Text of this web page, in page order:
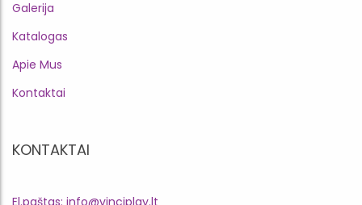
Galerija
Katalogas
Apie Mus
Kontaktai
KONTAKTAI
El.paštas: info@vinciplay.lt